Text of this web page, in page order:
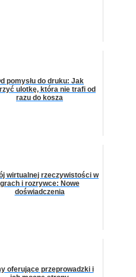
pomysłu do druku: Jak
ulotkę, która nie trafi od
razu do kosza
wirtualnej rzeczywistości w
grach i rozrywce: Nowe
doświadczenia
oferujące przeprowadzki i